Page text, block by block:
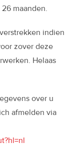
maanden.
indien
zover deze
Helaas
over u
afmelden via